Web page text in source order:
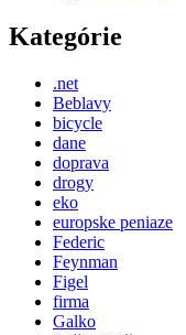
Kategórie
.net
Beblavy
bicycle
dane
doprava
drogy
eko
europske peniaze
Federic
Feynman
Figel
firma
Galko